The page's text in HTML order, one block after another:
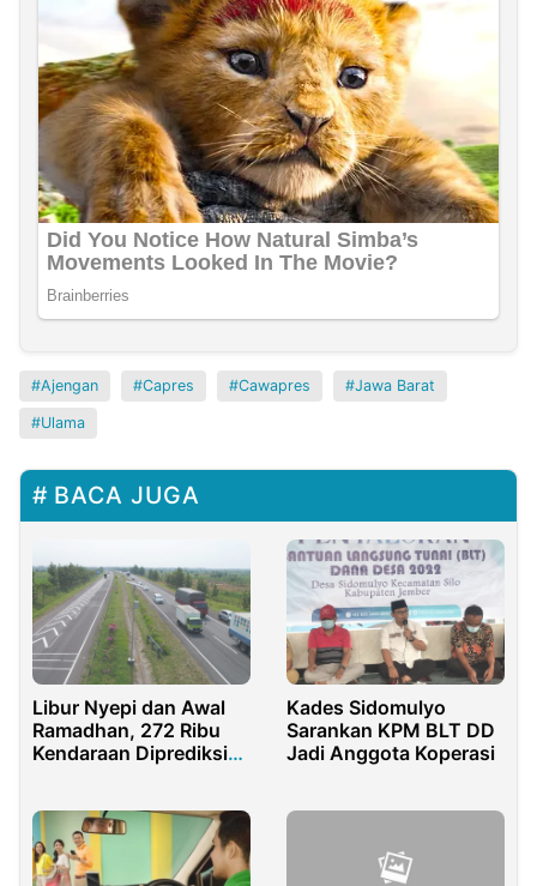
Ajengan Capres Cawapres Jawa Barat
Ulama
BACA JUGA
Libur Nyepi dan Awal
Ramadhan, 272 Ribu
Kendaraan Diprediksi
Kades Sidomulyo
Sarankan KPM BLT DD
Jadi Anggota Koperasi